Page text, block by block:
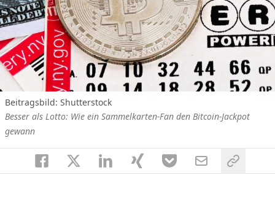
Beitragsbild: Shutterstock
Besser als Lotto: Wie ein Sammelkarten-Fan den Bitcoin-Jackpot
gewann